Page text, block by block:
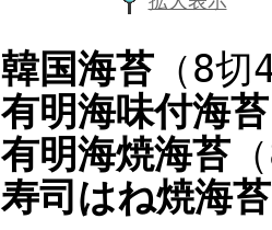
韓国海苔 （8
有明海味付海苔
有明海焼海苔
寿司はね焼海苔